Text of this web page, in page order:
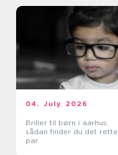
04. July 2026
Briller til børn i aarhus:
sådan finder du det rette
par